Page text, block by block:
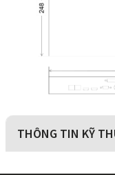
THÔNG TIN KỸ